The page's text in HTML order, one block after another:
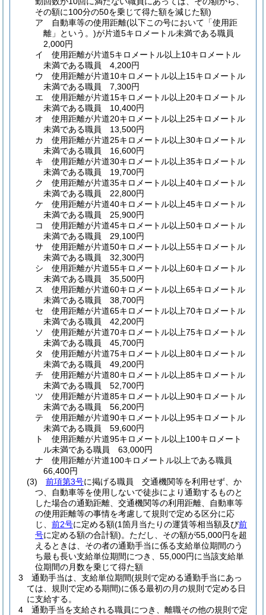
その額に100分の50を乗じて得た額を減じた額)
ア
自動車等の使用距離(以下この号において「使用距
離」という。)が片道5キロメートル未満である職員
2,000円
イ
使用距離が片道5キロメートル以上10キロメートル
未満である職員 4,200円
ウ
使用距離が片道10キロメートル以上15キロメートル
未満である職員 7,300円
エ
使用距離が片道15キロメートル以上20キロメートル
未満である職員 10,400円
オ
使用距離が片道20キロメートル以上25キロメートル
未満である職員 13,500円
カ
使用距離が片道25キロメートル以上30キロメートル
未満である職員 16,600円
キ
使用距離が片道30キロメートル以上35キロメートル
未満である職員 19,700円
ク
使用距離が片道35キロメートル以上40キロメートル
未満である職員 22,800円
ケ
使用距離が片道40キロメートル以上45キロメートル
未満である職員 25,900円
コ
使用距離が片道45キロメートル以上50キロメートル
未満である職員 29,100円
サ
使用距離が片道50キロメートル以上55キロメートル
未満である職員 32,300円
シ
使用距離が片道55キロメートル以上60キロメートル
未満である職員 35,500円
ス
使用距離が片道60キロメートル以上65キロメートル
未満である職員 38,700円
セ
使用距離が片道65キロメートル以上70キロメートル
未満である職員 42,200円
ソ
使用距離が片道70キロメートル以上75キロメートル
未満である職員 45,700円
タ
使用距離が片道75キロメートル以上80キロメートル
未満である職員 49,200円
チ
使用距離が片道80キロメートル以上85キロメートル
未満である職員 52,700円
ツ
使用距離が片道85キロメートル以上90キロメートル
未満である職員 56,200円
テ
使用距離が片道90キロメートル以上95キロメートル
未満である職員 59,600円
ト
使用距離が片道95キロメートル以上100キロメート
ル未満である職員 63,000円
ナ
使用距離が片道100キロメートル以上である職員
66,400円
(3)
前項第3号に掲げる職員 交通機関等を利用せず、か
つ、自動車等を使用しないで徒歩により通勤するものと
した場合の通勤距離、交通機関等の利用距離、自動車等
の使用距離等の事情を考慮して規則で定める区分に応
じ、 前2号に定める額(1箇月当たりの運賃等相当額及び前
号に定める額の合計額)。 ただし、その額が55,000円を超
えるときは、その者の通勤手当に係る支給単位期間のう
ち最も長い支給単位期間につき、55,000円に当該支給単
位期間の月数を乗じて得た額
3
通勤手当は、支給単位期間(規則で定める通勤手当にあっ
ては、規則で定める期間)に係る最初の月の規則で定める日
に支給する。
4
通勤手当を支給される職員につき、離職その他の規則で定